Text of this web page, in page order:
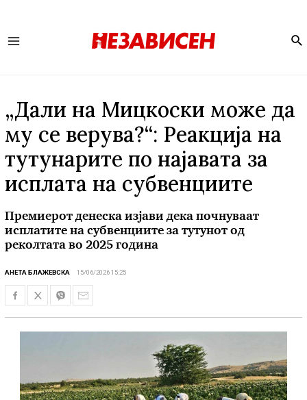
„Дали на Мицкоски може да
му се верува?“: Реакција на
тутунарите по најавата за
исплата на субвенциите
Премиерот денеска изјави дека почнуваат
исплатите на субвенциите за тутунот од
реколтата во 2025 година
АНЕТА БЛАЖЕВСКА 15/06/2026 15:25